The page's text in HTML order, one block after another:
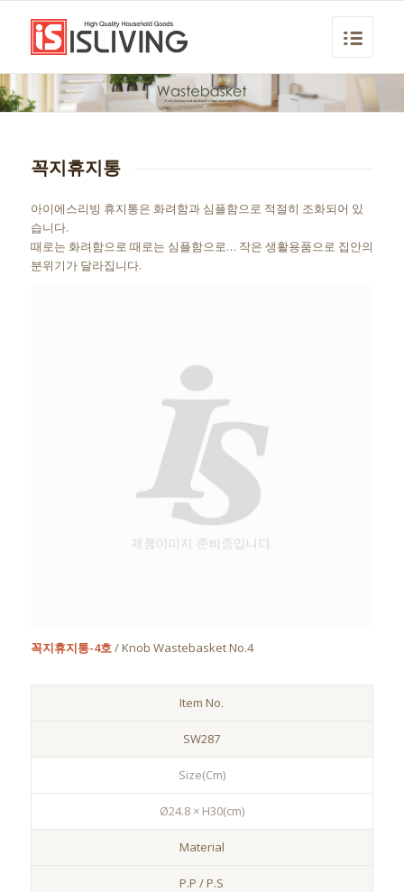
꼭지휴지통
아이에스리빙 휴지통은 화려함과 심플함으로 적절히 조화되어 있
습니다.
때로는 화려함으로 때로는 심플함으로… 작은 생활용품으로 집안의
분위기가 달라집니다.
꼭지휴지통-4호/ Knob Wastebasket No.4
Item No.
SW287
Size(Cm)
Ø24.8 × H30(cm)
Material
P.P / P.S